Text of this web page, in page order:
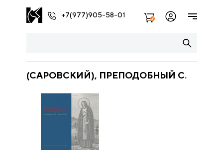
+7(977)905-58-01 2
(САРОВСКИЙ), ПРЕПОДОБНЫЙ С.